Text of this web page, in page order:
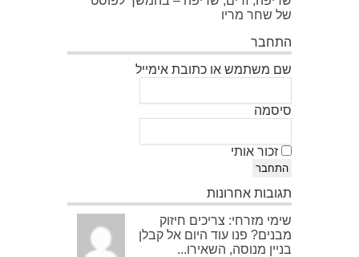
של שחר מריו
התחבר
שם משתמש או כתובת אימייל
סיסמה
זכור אותי
התחבר
תגובות אחרונות
שימי מזרחי: צריכים חיזוק
מבנים? פנו עוד היום אל קבלן
בניין מנוסה, השאירו...